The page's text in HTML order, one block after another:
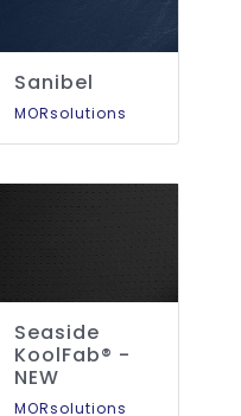
Sanibel
MORsolutions
Seaside
KoolFab® -
NEW
MORsolutions